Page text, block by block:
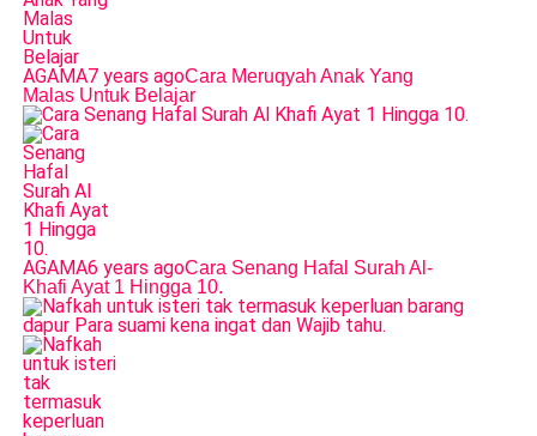
AGAMA7 years agoCara Meruqyah Anak Yang
Malas Untuk Belajar
AGAMA6 years agoCara Senang Hafal Surah Al-
Khafi Ayat 1 Hingga 10.